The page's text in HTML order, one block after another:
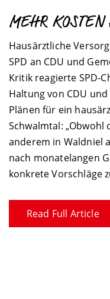
MEHR
Hausärztliche
SPD an CDU und
Kritik reagierte SPD-
Haltung von CDU
Plänen für ein
Schwalmtal:
anderem in Waldniel
nach monatelangen
konkrete Vorschläge
Read Full Article